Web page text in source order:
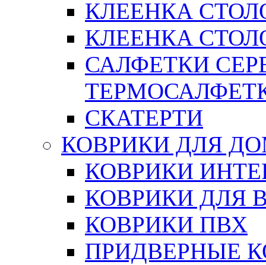
КЛЕЕНКА
КЛЕЕНКА
САЛФЕТКИ
СКАТЕРТИ
КОВРИКИ ДЛЯ
КОВРИКИ
КОВРИКИ ДЛЯ
КОВРИКИ ПВХ
ПРИДВЕРНЫЕ